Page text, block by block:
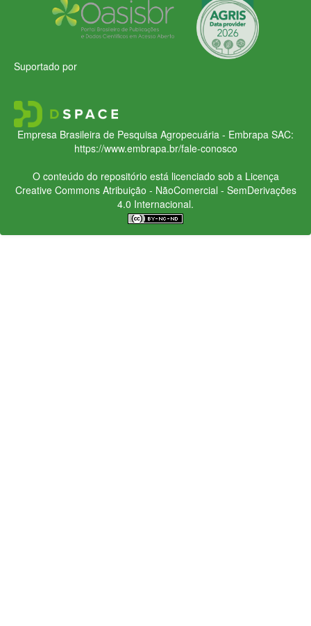
Suportado por
Empresa Brasileira de Pesquisa Agropecuária - Embrapa SAC:
https://www.embrapa.br/fale-conosco
O conteúdo do repositório está licenciado sob a Licença
Creative CommonsAtribuição - NãoComercial - SemDerivações
4.0 Internacional.